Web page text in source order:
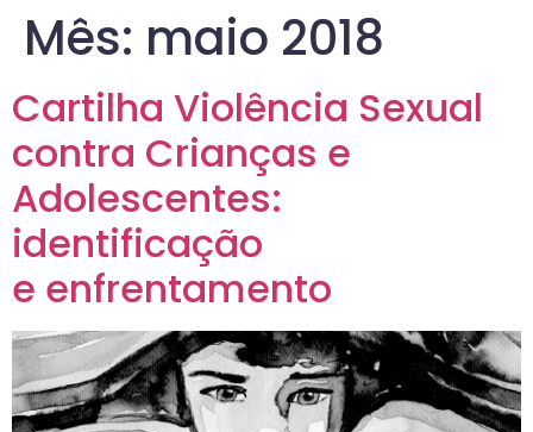
Mês: maio 2018
Cartilha Violência Sexual
contra Crianças e
Adolescentes:
identificação
e enfrentamento